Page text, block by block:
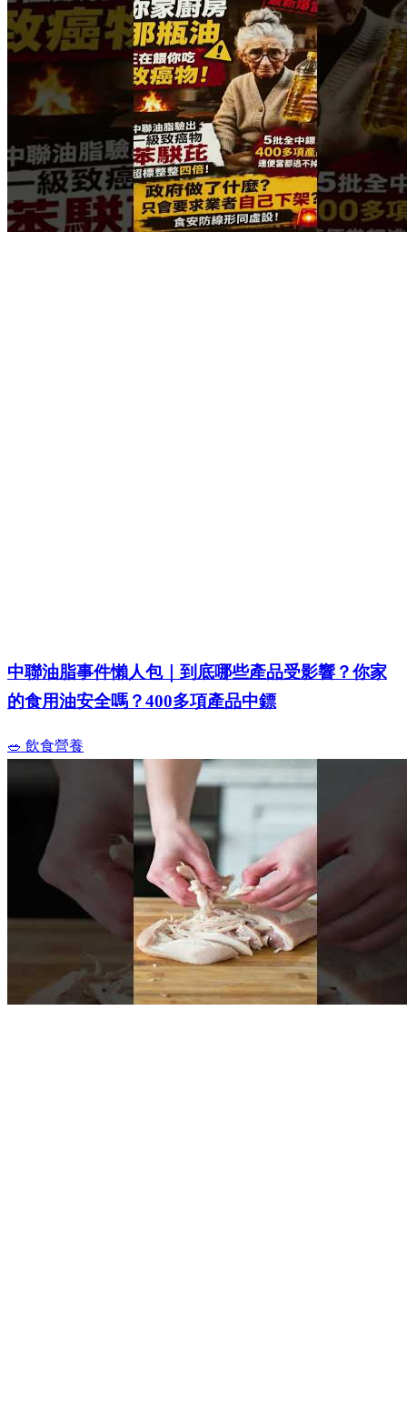
中聯油脂事件懶人包｜到底哪些產品受影響？你家
的食用油安全嗎？400多項產品中鏢
🥗 飲食營養